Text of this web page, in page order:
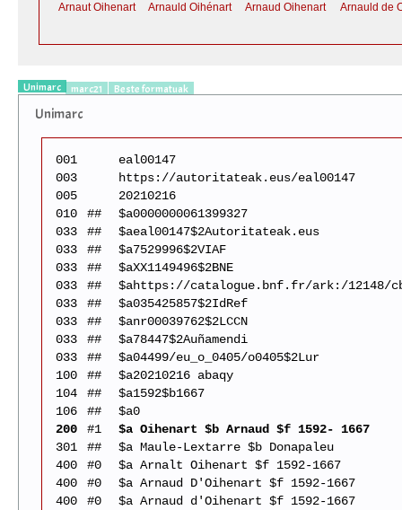
Arnaut Oihenart
Arnauld Oihénart Arnaud Oihenart Arnauld de
Unimarc marc21 Beste formatuak
Unimarc
001
eal00147
003
https://autoritateak.eus/eal00147
005
20210216
010
##
$a0000000061399327
033
##
$aeal00147$2Autoritateak.eus
033
##
$a7529996$2VIAF
033
##
$aXX1149496$2BNE
033
##
$ahttps://catalogue.bnf.fr/ark:/12148/
033
##
$a035425857$2IdRef
033
##
$anr00039762$2LCCN
033
##
$a78447$2Auñamendi
033
##
$a04499/eu_o_0405/o0405$2Lur
100
##
$a20210216 abaqy
104
##
$a1592$b1667
106
##
$a0
200
#1
$a Oihenart $b Arnaud $f 1592- 1667
301
##
$a Maule-Lextarre $b Donapaleu
400
#0
$a Arnalt Oihenart $f 1592-1667
400
#0
$a Arnaud D'Oihenart $f 1592-1667
400
#0
$a Arnaud d'Oihenart $f 1592-1667